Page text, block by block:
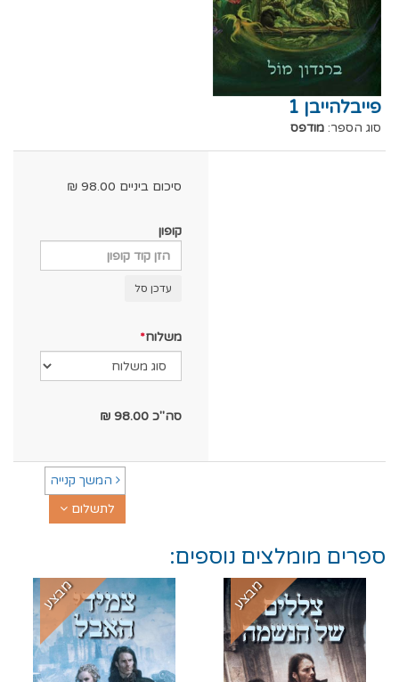
פייבלהייבן 1
סוג הספר: מודפס
סיכום ביניים 98.00
₪
קופון
עדכן סל
משלוח
סה"כ 98.00
₪
המשך קנייה
לתשלום
ספרים מומלצים נוספים:
מבצע מבצע